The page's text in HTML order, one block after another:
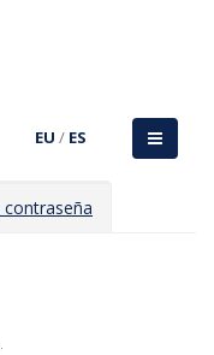
EU / ES
contraseña